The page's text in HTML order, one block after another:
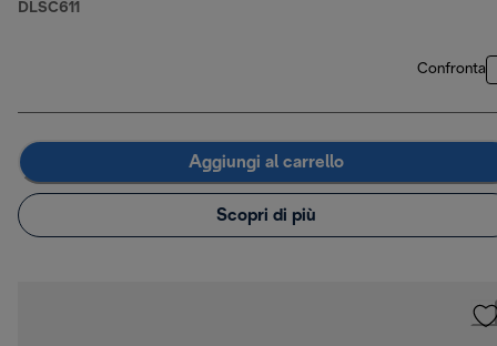
DLSC611
Confronta
Aggiungi al carrello
Scopri di più